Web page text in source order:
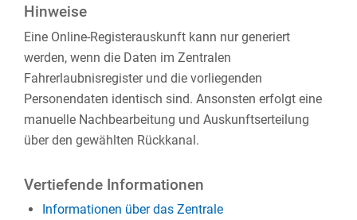
Hinweise
Eine Online-Registerauskunft kann nur generiert
werden, wenn die Daten im Zentralen
Fahrerlaubnisregister und die vorliegenden
Personendaten identisch sind. Ansonsten erfolgt eine
manuelle Nachbearbeitung und Auskunftserteilung
über den gewählten Rückkanal.
Vertiefende Informationen
Informationen über das Zentrale